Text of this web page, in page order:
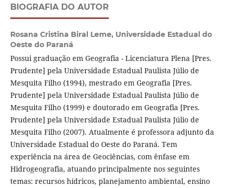
BIOGRAFIA DO AUTOR
Rosana Cristina Biral Leme, Universidade Estadual do
Oeste do Paraná
Possui graduação em Geografia - Licenciatura Plena [Pres.
Prudente] pela Universidade Estadual Paulista Júlio de
Mesquita Filho (1994), mestrado em Geografia [Pres.
Prudente] pela Universidade Estadual Paulista Júlio de
Mesquita Filho (1999) e doutorado em Geografia [Pres.
Prudente] pela Universidade Estadual Paulista Júlio de
Mesquita Filho (2007). Atualmente é professora adjunto da
Universidade Estadual do Oeste do Paraná. Tem
experiência na área de Geociências, com ênfase em
Hidrogeografia, atuando principalmente nos seguintes
temas: recursos hídricos, planejamento ambiental, ensino